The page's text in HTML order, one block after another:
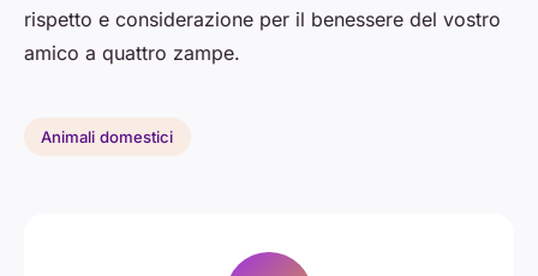
rispetto e considerazione per il benessere del vostro
amico a quattro zampe.
Animali domestici